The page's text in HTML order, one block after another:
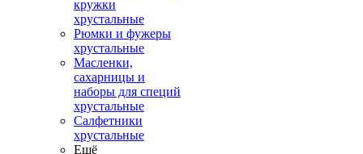
кружки
хрустальные
Рюмки и фужеры
хрустальные
Масленки,
сахарницы и
наборы для специй
хрустальные
Салфетники
хрустальные
Ещё